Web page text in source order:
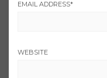
EMAIL ADDRESS*
WEBSITE